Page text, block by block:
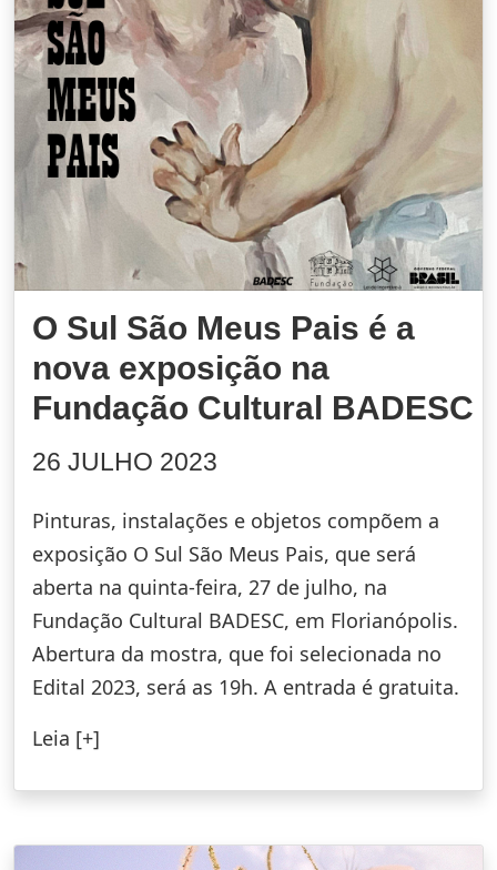
O Sul São Meus Pais é a
nova exposição na
Fundação Cultural BADESC
26 JULHO 2023
Pinturas, instalações e objetos compõem a
exposição O Sul São Meus Pais, que será
aberta na quinta-feira, 27 de julho, na
Fundação Cultural BADESC, em Florianópolis.
Abertura da mostra, que foi selecionada no
Edital 2023, será as 19h. A entrada é gratuita.
Leia [+]